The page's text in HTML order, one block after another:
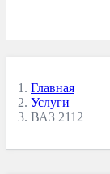
Главная
Услуги
ВАЗ 2112